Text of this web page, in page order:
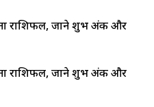
राशिफल, जाने शुभ अंक और
राशिफल, जाने शुभ अंक और